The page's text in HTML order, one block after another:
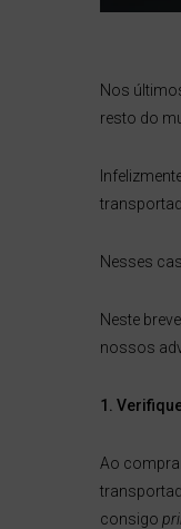
Nos
resto do
Nesses
Neste
nossos
1.
Ao
consigo